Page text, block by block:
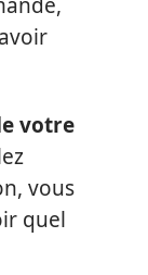
votre
vous
quel